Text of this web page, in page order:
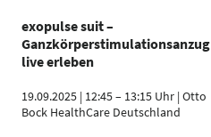
exopulse suit –
Ganzkörperstimulationsanzug
live erleben
19.09.2025 | 12:45 – 13:15 Uhr | Otto
Bock HealthCare Deutschland